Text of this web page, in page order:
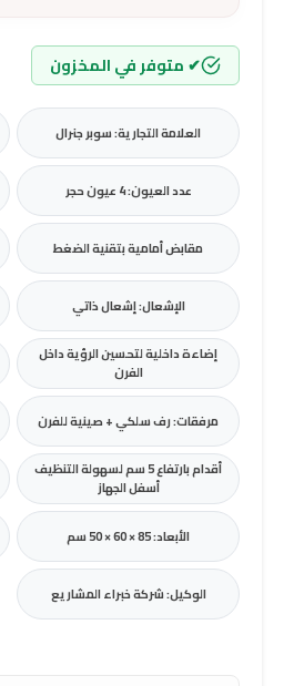
✔ متوفر في المخزون
العلامة التجارية: سوبر جنرال
عدد العيون: 4 عيون حجر
مقابض أمامية بتقنية الضغط
الإشعال: إشعال ذاتي
إضاءة داخلية لتحسين الرؤية داخل
الفرن
مرفقات: رف سلكي + صينية للفرن
أقدام بارتفاع 5 سم لسهولة التنظيف
أسفل الجهاز
الأبعاد: ‎50 × 60 × 85 سم
الوكيل: شركة خبراء المشاريع